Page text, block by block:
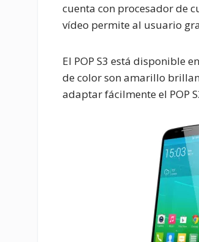
cuenta con procesador de
vídeo permite al usuario
El POP S3 está disponible
de color son amarillo
adaptar fácilmente el POP